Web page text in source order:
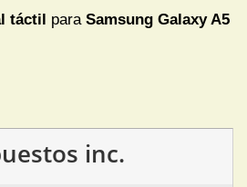
táctil para Samsung Galaxy A5
inc.